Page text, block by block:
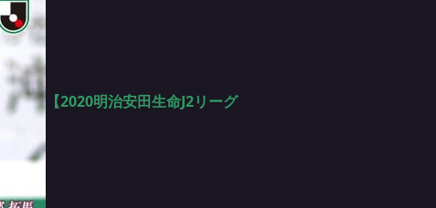
【2020明治安田生命J2リーグ